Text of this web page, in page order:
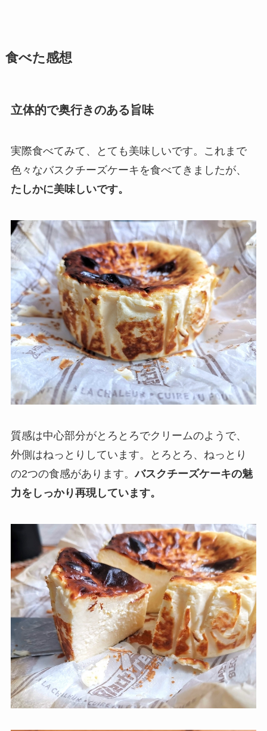
食べた感想
立体的で奥行きのある旨味
実際食べてみて、とても美味しいです。これまで
色々なバスクチーズケーキを食べてきましたが、
たしかに美味しいです。
質感は中心部分がとろとろでクリームのようで、
外側はねっとりしています。とろとろ、ねっとり
の2つの食感があります。バスクチーズケーキの魅
力をしっかり再現しています。